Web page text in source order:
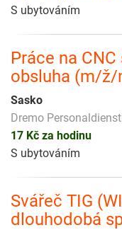
S ubytováním
Práce na
obsluha (m/ž/
Sasko
Dremo
17 Kč za hodinu
S ubytováním
Svářeč TIG
dlouhodobá